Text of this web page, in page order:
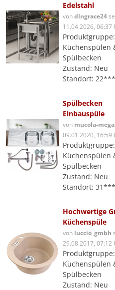
Edelstahl
vondlngrace24
11.04.2026, 06:37
Produktgruppe:
Küchenspülen
Spülbecken
Zustand: Neu
Standort: 22***
Spülbecken
Einbauspüle
von mucola-
09.01.2020, 16:59
Produktgruppe:
Küchenspülen
Spülbecken
Zustand: Neu
Standort: 31***
Hochwertige
Küchenspüle
von luccio_gmbh
29.08.2017, 07:12
Produktgruppe:
Küchenspülen
Spülbecken
Zustand: Neu